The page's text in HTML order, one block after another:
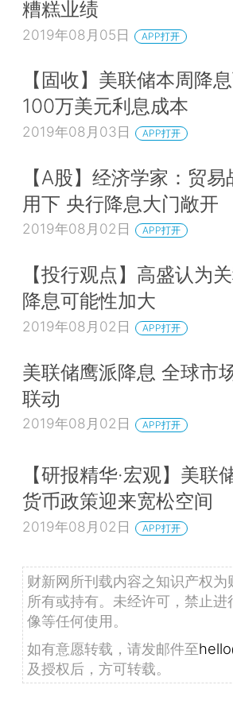
糟糕业绩
2019年08月05日 APP打开
【固收】美联储本周降
100万美元利息成本
2019年08月03日 APP打开
【A股】经济学家：贸
用下 央行降息大门敞开
2019年08月02日 APP打开
【投行观点】高盛认为
降息可能性加大
2019年08月02日 APP打开
美联储鹰派降息 全球市
联动
2019年08月02日 APP打开
【研报精华·宏观】美
货币政策迎来宽松空间
2019年08月02日 APP打开
财新网所刊载内容之知识产权
所有或持有。未经许可，禁止
像等任何使用。
如有意愿转载，请发邮件至
及授权后，方可转载。